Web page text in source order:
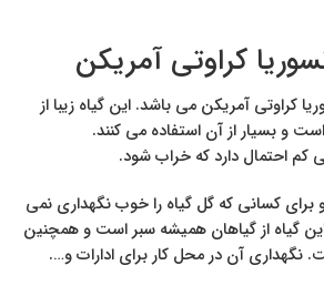
کراوتی آمریکن
کراوتی آمریکن می باشد. این گیاه زیبا از
و بسیار از آن استفاده می کنند.
کم احتمال دارد که خراب شود.
برای کسانی که گل گیاه را خوب نگهداری نمی
گیاه از گیاهان همیشه سبر است و همچنین
نگهداری آن در محل کار برای ادارات و….